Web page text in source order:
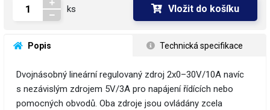
ks Vložit do košíku
Popis Technická specifikace
Dvojnásobný lineární regulovaný zdroj 2x0–30V/10A navíc
s nezávislým zdrojem 5V/3A pro napájení řídících nebo
pomocných obvodů. Oba zdroje jsou ovládány zcela